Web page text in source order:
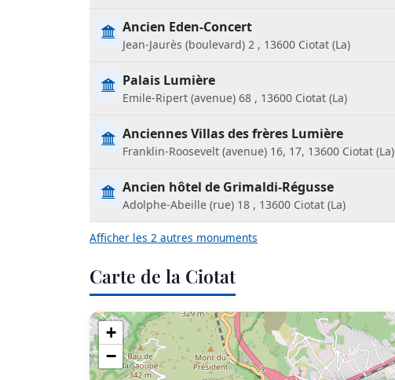
Ancien Eden-Concert
Jean-Jaurès (boulevard) 2 , 13600 Ciotat (La)
Palais Lumière
Emile-Ripert (avenue) 68 , 13600 Ciotat (La)
Anciennes Villas des frères Lumière
Franklin-Roosevelt (avenue) 16, 17, 13600 Ciotat (La)
Ancien hôtel de Grimaldi-Régusse
Adolphe-Abeille (rue) 18 , 13600 Ciotat (La)
Afficher les 2 autres monuments
Carte de la Ciotat
+
−